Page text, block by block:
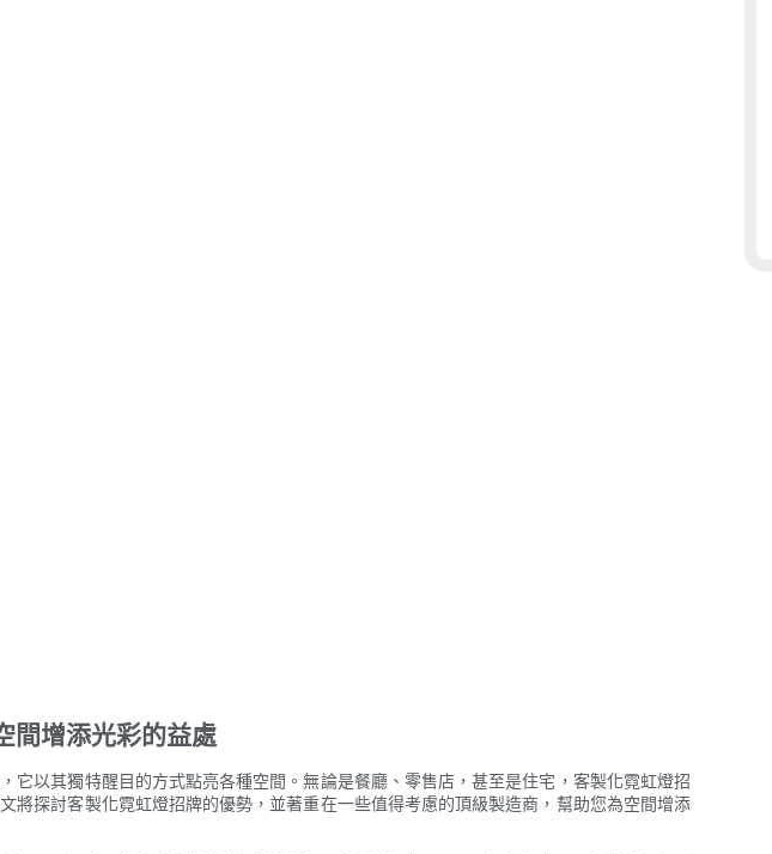
間增添光彩的益處
它以其獨特醒目的方式點亮各種空間。無論是餐廳、零售店，甚至是住宅，客製化霓虹燈招
將探討客製化霓虹燈招牌的優勢，並著重在一些值得考慮的頂級製造商，幫助您為空間增添